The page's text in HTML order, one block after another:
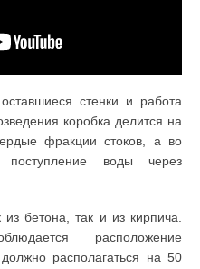
стенки и работа
коробка делится на
фракции стоков, а во
поступление воды через
бетона, так и из кирпича.
расположение
располагаться на 50